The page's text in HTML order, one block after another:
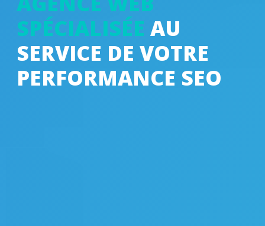
SPÉCIALISÉE AU
SERVICE DE VOTRE
PERFORMANCE SEO